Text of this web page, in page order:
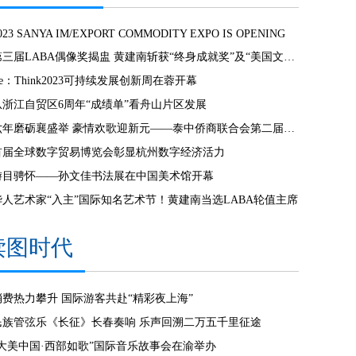
SANYA IM/EXPORT COMMODITY EXPO IS OPENING
第三届LABA偶像奖揭盅 黄建南斩获“终身成就奖”及“美国文化奖”
：Think2023可持续发展创新周在蓉开幕
浙江自贸区6周年“成绩单”看舟山片区发展
六年磨砺襄盛举 豪情欢歌迎新元——泰中侨商联合会第二届第七次会员大会暨新春联欢晚会隆重举行
届全球数字贸易博览会彰显杭州数字经济活力
目骋怀——孙文佳书法展在中国美术馆开幕
人艺术家“入主”国际知名艺术节！黄建南当选LABA轮值主席
图时代
费热力攀升 国际游客共赴“精彩夜上海”
族管弦乐《长征》长春奏响 乐声回溯二万五千里征途
美中国·西部如歌”国际音乐故事会在渝举办